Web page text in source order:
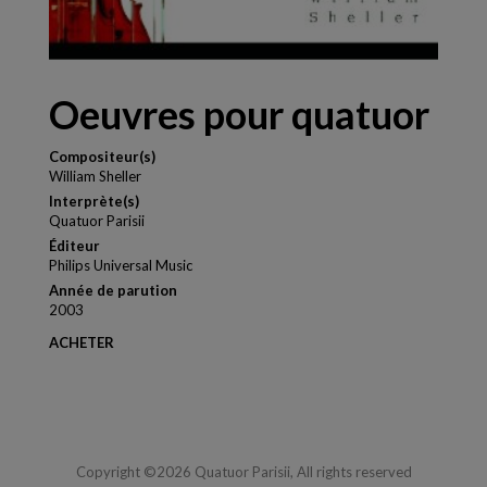
Oeuvres pour quatuor
Compositeur(s)
William Sheller
Interprète(s)
Quatuor Parisii
Éditeur
Philips Universal Music
Année de parution
2003
ACHETER
Copyright ©2026 Quatuor Parisii, All rights reserved